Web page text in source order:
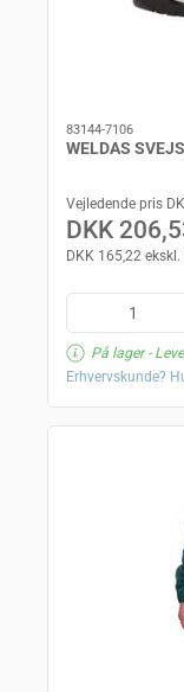
83144-7106
WELDAS
Vejledende pris
DKK
DKK 165,22
På lager-
Erhvervskunde?